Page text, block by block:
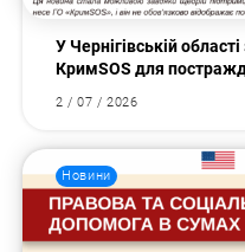
У Чернігівській
КримSOS для
2 / 07 / 2026
Новини